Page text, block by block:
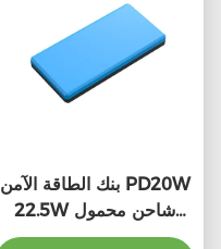
بنك الطاقة الآمن PD20W
22.5W شاحن محمول
سريع الشحن